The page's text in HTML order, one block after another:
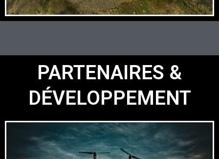
PARTENAIRES &
DÉVELOPPEMENT